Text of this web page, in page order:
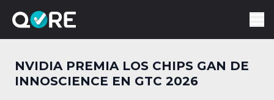
NVIDIA PREMIA LOS CHIPS GAN DE
INNOSCIENCE EN GTC 2026